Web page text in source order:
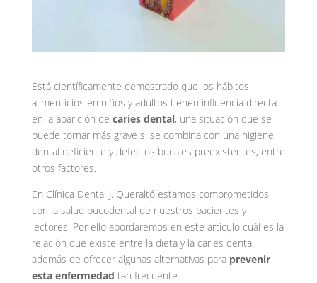
Está científicamente demostrado que los hábitos
alimenticios en niños y adultos tienen influencia directa
en la aparición de caries dental, una situación que se
puede tornar más grave si se combina con una higiene
dental deficiente y defectos bucales preexistentes, entre
otros factores.
En Clínica Dental J. Queraltó estamos comprometidos
con la salud bucodental de nuestros pacientes y
lectores. Por ello abordaremos en este artículo cuál es la
relación que existe entre la dieta y la caries dental,
además de ofrecer algunas alternativas para prevenir
esta enfermedad tan frecuente.